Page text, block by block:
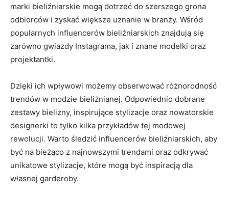
marki bieliźniarskie⁣ mogą dotrzeć do szerszego grona⁤
odbiorców i ​zyskać większe uznanie w branży. Wśród
popularnych influencerów bieliźniarskich⁣ znajdują się ​
zarówno‍ gwiazdy Instagrama, ⁣jak i znane modelki ⁣oraz
projektantki.
Dzięki ich wpływowi⁢ możemy obserwować różnorodność
trendów ⁤w ​modzie⁤ bieliźnianej. Odpowiednio dobrane
zestawy bielizny, inspirujące stylizacje oraz ‍nowatorskie‍
designerki ‌to tylko‌ kilka przykładów tej modowej
rewolucji.⁢ Warto śledzić influencerów bieliźniarskich, ⁣aby
być⁤ na bieżąco z najnowszymi trendami oraz ‌odkrywać
unikatowe⁤ stylizacje, które mogą być‌ inspiracją dla
własnej garderoby.